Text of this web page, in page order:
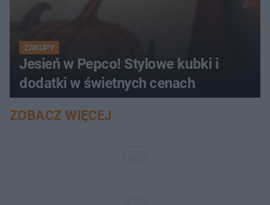
ZAKUPY
Jesień w Pepco! Stylowe kubki i
dodatki w świetnych cenach
ZOBACZ WIĘCEJ